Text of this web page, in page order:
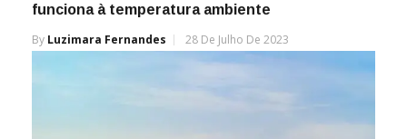
funciona à temperatura ambiente
By Luzimara Fernandes 28 De Julho De 2023